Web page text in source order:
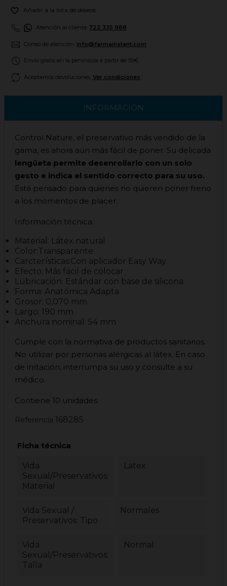
 Añadir a la lista de deseos
Atención al cliente: 722 335 988
Correo de atención: info@farmainstant.com
Envío gratis en la península a partir de 59€
Aceptamos devoluciones. Ver condiciones
INFORMACIÓN
Control Nature, el preservativo más vendido de la
gama, es ahora aún más fácil de poner. Su delicada
lengüeta permite desenrollarlo con un solo
gesto e indica el sentido correcto para su uso.
Está pensado para quienes no quieren poner freno
a los momentos de placer.
Información técnica:
Material: Látex natural
Color:Transparente
Carcterísticas:Con aplicador Easy Way
Efecto: Más fácil de colocar
Lubricación: Estándar con base de silicona
Forma: Anatómica Adapta
Grosor: 0,070 mm
Largo: 190 mm
Anchura nominal: 54 mm
Cumple con la normativa de productos sanitarios.
No utilizar por personas alérgicas al látex. En caso
de irritación, interrumpa su uso y consulte a su
médico.
Contiene 10 unidades.
Referencia 168285
Ficha técnica
Vida
Sexual/Preservativos:
Material
Latex
Vida Sexual /
Preservativos: Tipo
Normales
Vida
Sexual/Preservativos:
Talla
Normal